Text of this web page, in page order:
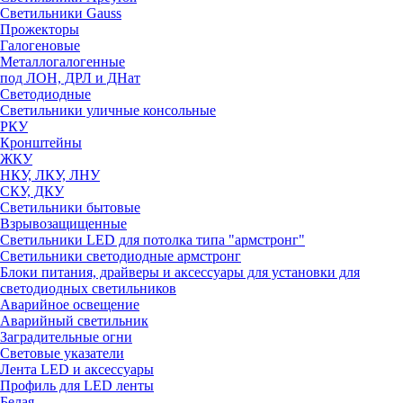
Светильники Gauss
Прожекторы
Галогеновые
Металлогалогенные
под ЛОН, ДРЛ и ДНат
Светодиодные
Светильники уличные консольные
РКУ
Кронштейны
ЖКУ
НКУ, ЛКУ, ЛНУ
СКУ, ДКУ
Светильники бытовые
Взрывозащищенные
Светильники LED для потолка типа "армстронг"
Светильники светодиодные армстронг
Блоки питания, драйверы и аксессуары для установки для
светодиодных светильников
Аварийное освещение
Аварийный светильник
Заградительные огни
Световые указатели
Лента LED и аксессуары
Профиль для LED ленты